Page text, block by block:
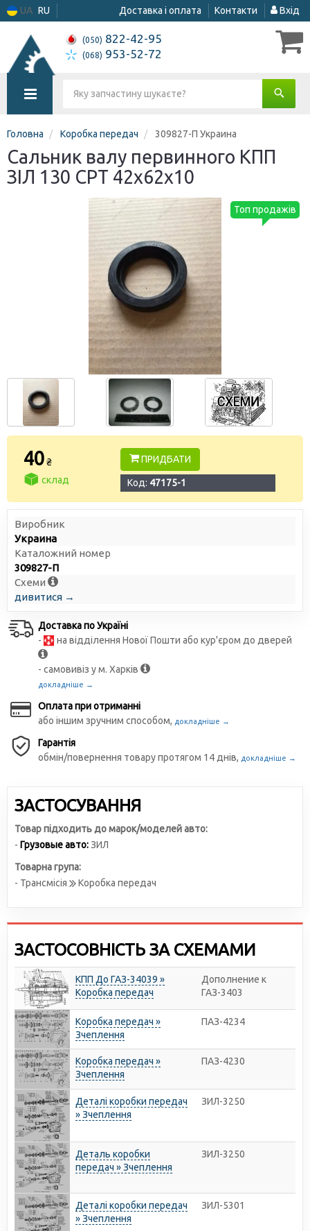
UA RU Доставка і оплата Контакти Вхід
(050) 822-42-95
(068) 953-52-72
Головна Коробка передач 309827-П Украина
Сальник валу первинного КПП
ЗІЛ 130 СРТ 42х62х10
Топ продажів
40₴
склад
ПРИДБАТИ
Код: 47175-1
Виробник
Украина
Каталожний номер
309827-П
Схеми
дивитися →
Доставка по Україні
-
на відділення Нової Пошти або кур'єром до дверей
- самовивіз у м. Харків
докладніше →
Оплата при отриманні
або іншим зручним способом, докладніше →
Гарантія
обмін/повернення товару протягом 14 днів, докладніше →
ЗАСТОСУВАННЯ
Товар підходить до марок/моделей авто:
- Грузовые авто: ЗИЛ
Товарна група:
- Трансмісія
Коробка передач
ЗАСТОСОВНІСТЬ ЗА СХЕМАМИ
КПП До ГАЗ-34039 »
Коробка передач
Дополнение к
ГАЗ-3403
Коробка передач »
Зчеплення
ПАЗ-4234
Коробка передач »
Зчеплення
ПАЗ-4230
Деталі коробки передач
» Зчеплення
ЗИЛ-3250
Деталь коробки
передач » Зчеплення
ЗИЛ-3250
Деталі коробки передач
» Зчеплення
ЗИЛ-5301